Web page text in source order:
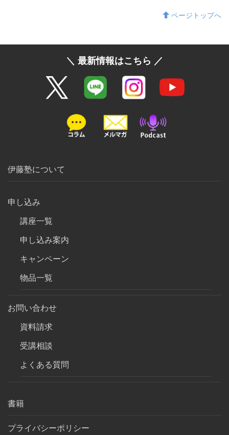
ページトップへ
＼ 最新情報はこちら ／
伊藤塾について
申し込み
講座一覧
申し込み案内
キャンペーン
物品一覧
お問い合わせ
資料請求
受講相談
よくある質問
書籍
プライバシーポリシー